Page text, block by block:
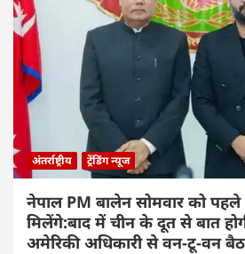
अंतर्राष्ट्रीय ट्रेंडिंग न्यूज
नेपाल PM बालेन सोमवार को पहले
मिलेंगे:बाद में चीन के दूत से बात
अमेरिकी अधिकारी से वन-टू-वन